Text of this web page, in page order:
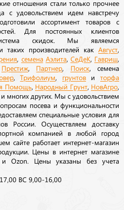
отношения стали только прочнее
с удовольствием идем навстречу
ассортимент товаров с
Для постоянных клиентов
скидок. Мы являемся
таких производителей как Август
семена Аэлита, СеДеК Гавриш
Престиж Партнер Поиск, семена
,Трифолиум грунтовиторфа
Помощь Народный Грунт, НовАгро
многих других. Мы с удовольствием
посева и функциональности
специальные условия для
России. Осуществляем доставку
компанией в любой город
сайте работает интернет-магазин
Цены в интернет магазине
Ozon. Цены указаны без учета
ВС 9,00-16,00